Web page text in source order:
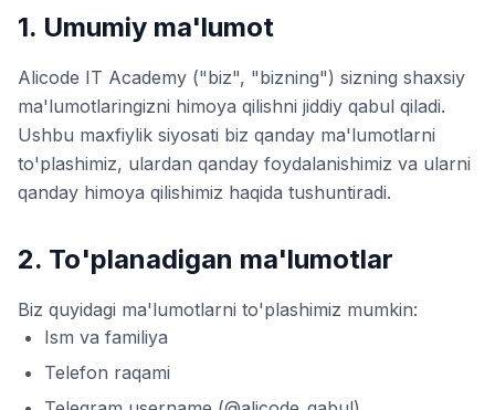
1. Umumiy ma'lumot
Alicode IT Academy ("biz", "bizning") sizning shaxsiy
ma'lumotlaringizni himoya qilishni jiddiy qabul qiladi.
Ushbu maxfiylik siyosati biz qanday ma'lumotlarni
to'plashimiz, ulardan qanday foydalanishimiz va ularni
qanday himoya qilishimiz haqida tushuntiradi.
2. To'planadigan ma'lumotlar
Biz quyidagi ma'lumotlarni to'plashimiz mumkin:
Ism va familiya
Telefon raqami